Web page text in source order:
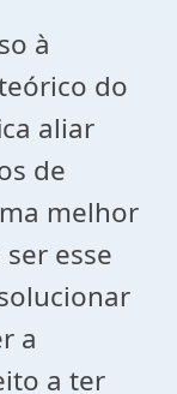
à
do
aliar
de
melhor
esse
a
a ter